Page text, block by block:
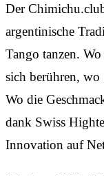
Der
argentinische
Tango tanzen.
sich berühren,
Wo die
dank Swiss
Innovation auf